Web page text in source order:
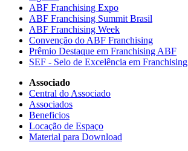
ABF Franchising Expo
ABF Franchising Summit Brasil
ABF Franchising Week
Convenção do ABF Franchising
Prêmio Destaque em Franchising ABF
SEF - Selo de Excelência em Franchising
Associado
Central do Associado
Associados
Beneficios
Locação de Espaço
Material para Download